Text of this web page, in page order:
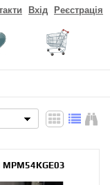
Вхід Реєстрація
MPM54KGE03